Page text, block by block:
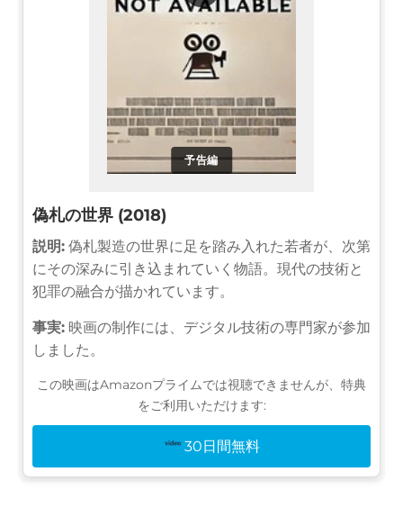
予告編
偽札の世界 (2018)
説明: 偽札製造の世界に足を踏み入れた若者が、次第
にその深みに引き込まれていく物語。現代の技術と
犯罪の融合が描かれています。
事実: 映画の制作には、デジタル技術の専門家が参加
しました。
この映画はAmazonプライムでは視聴できませんが、特典
をご利用いただけます:
30日間無料